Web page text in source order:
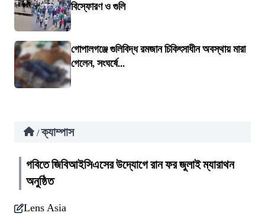
বিস্ফোরণ ও গুলি
গোপালগঞ্জে গুলিবিদ্ধ রমজান চিকিৎসাধীন অবস্থায় মারা
গেলেন, সংঘর্ষে...
/ ক্যাম্পাস
গবিতে জিবিআইসিএসের উদ্যোগে রান ফর জুলাই ম্যারাথন
অনুষ্ঠিত
Lens Asia